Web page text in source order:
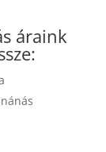
áraink